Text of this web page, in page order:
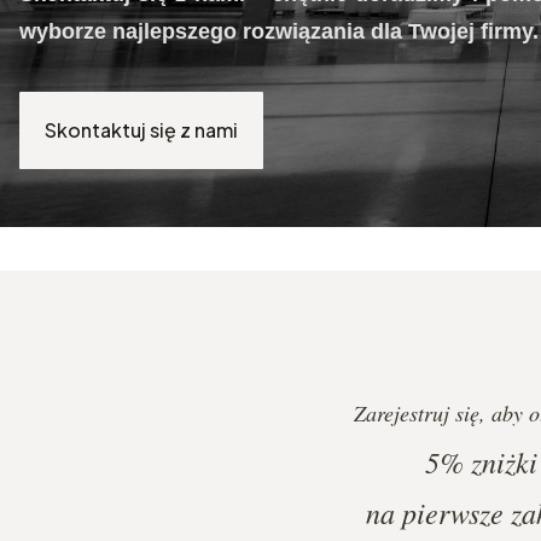
wyborze najlepszego rozwiązania dla Twojej firmy.
Skontaktuj się z nami
Zarejestruj się, aby
5% zniżki
na pierwsze